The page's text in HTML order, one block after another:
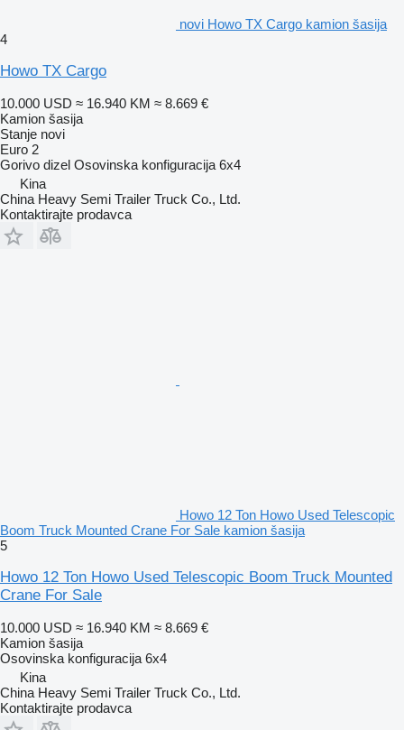
novi Howo TX Cargo kamion šasija
4
Howo TX Cargo
10.000 USD ≈ 16.940 KM ≈ 8.669 €
Kamion šasija
Stanje novi
Euro 2
Gorivo dizel Osovinska konfiguracija 6x4
Kina
China Heavy Semi Trailer Truck Co., Ltd.
Kontaktirajte prodavca
Howo 12 Ton Howo Used Telescopic
Boom Truck Mounted Crane For Sale kamion šasija
5
Howo 12 Ton Howo Used Telescopic Boom Truck Mounted
Crane For Sale
10.000 USD ≈ 16.940 KM ≈ 8.669 €
Kamion šasija
Osovinska konfiguracija 6x4
Kina
China Heavy Semi Trailer Truck Co., Ltd.
Kontaktirajte prodavca